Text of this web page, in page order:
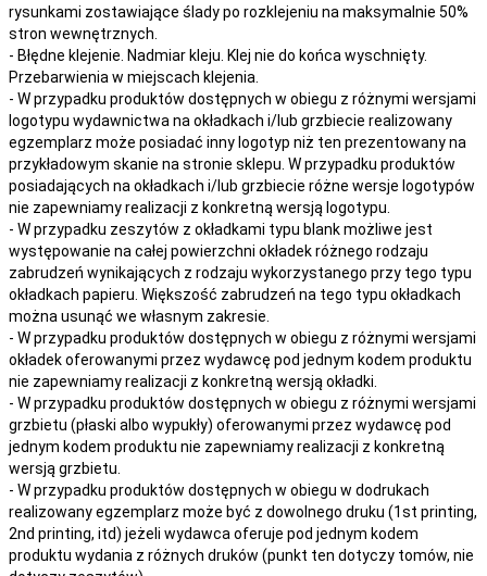
rysunkami zostawiające ślady po rozklejeniu na maksymalnie 50%
stron wewnętrznych.
- Błędne klejenie. Nadmiar kleju. Klej nie do końca wyschnięty.
Przebarwienia w miejscach klejenia.
- W przypadku produktów dostępnych w obiegu z różnymi wersjami
logotypu wydawnictwa na okładkach i/lub grzbiecie realizowany
egzemplarz może posiadać inny logotyp niż ten prezentowany na
przykładowym skanie na stronie sklepu. W przypadku produktów
posiadających na okładkach i/lub grzbiecie różne wersje logotypów
nie zapewniamy realizacji z konkretną wersją logotypu.
- W przypadku zeszytów z okładkami typu blank możliwe jest
występowanie na całej powierzchni okładek różnego rodzaju
zabrudzeń wynikających z rodzaju wykorzystanego przy tego typu
okładkach papieru. Większość zabrudzeń na tego typu okładkach
można usunąć we własnym zakresie.
- W przypadku produktów dostępnych w obiegu z różnymi wersjami
okładek oferowanymi przez wydawcę pod jednym kodem produktu
nie zapewniamy realizacji z konkretną wersją okładki.
- W przypadku produktów dostępnych w obiegu z różnymi wersjami
grzbietu (płaski albo wypukły) oferowanymi przez wydawcę pod
jednym kodem produktu nie zapewniamy realizacji z konkretną
wersją grzbietu.
- W przypadku produktów dostępnych w obiegu w dodrukach
realizowany egzemplarz może być z dowolnego druku (1st printing,
2nd printing, itd) jeżeli wydawca oferuje pod jednym kodem
produktu wydania z różnych druków (punkt ten dotyczy tomów, nie